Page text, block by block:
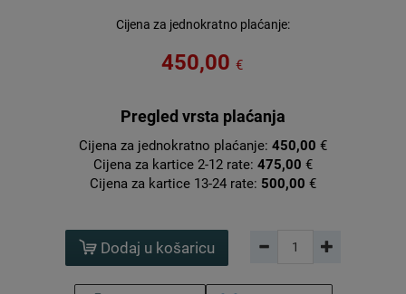
Cijena za jednokratno plaćanje:
450,00 €
Pregled vrsta plaćanja
Cijena za jednokratno plaćanje: 450,00 €
Cijena za kartice 2-12 rate: 475,00 €
Cijena za kartice 13-24 rate: 500,00 €
Dodaj u košaricu